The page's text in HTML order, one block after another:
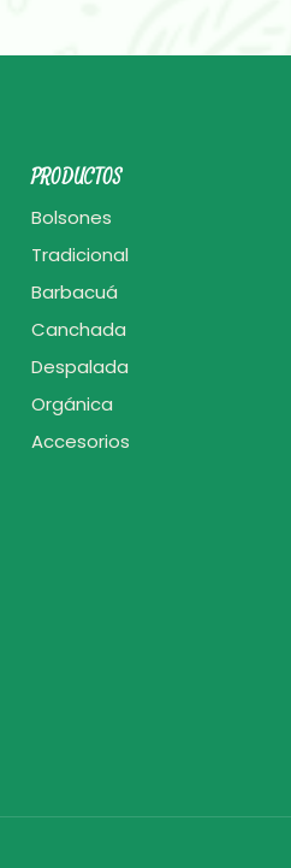
PRODUCTOS
Bolsones
Tradicional
Barbacuá
Canchada
Despalada
Orgánica
Accesorios